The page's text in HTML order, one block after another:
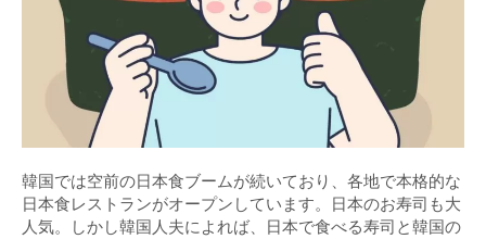
韓国では空前の日本食ブームが続いており、各地で本格的な
日本食レストランがオープンしています。日本のお寿司も大
人気。しかし韓国人夫によれば、日本で食べる寿司と韓国の